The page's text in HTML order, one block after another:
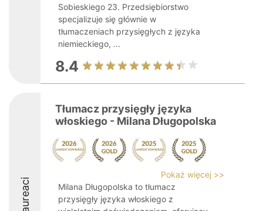
Sobieskiego 23. Przedsiębiorstwo
specjalizuje się głównie w
tłumaczeniach przysięgłych z języka
niemieckiego, ...
8.4
Laureaci
Tłumacz przysięgły języka
włoskiego - Milana Długopolska
Pokaż więcej >>
Milana Długopolska to tłumacz
przysięgły języka włoskiego z